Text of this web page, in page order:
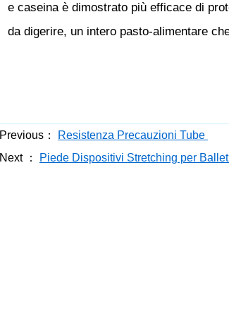
e caseina è dimostrato più efficace di
da digerire, un intero pasto-alimentare
Previous：
Resistenza Precauzioni Tube
Next ：
Piede Dispositivi Stretching per Ballet